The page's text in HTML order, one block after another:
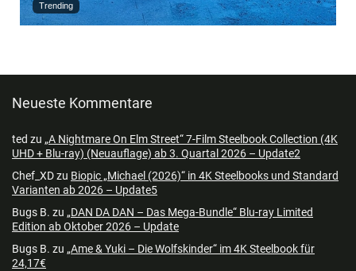
Trending
Neueste Kommentare
ted zu „A Nightmare On Elm Street“ 7-Film Steelbook Collection (4K
UHD + Blu-ray) (Neuauflage) ab 3. Quartal 2026 – Update2
Chef_XDzu Biopic „Michael (2026)“ in 4K Steelbooks und Standard
Varianten ab 2026 – Update5
Bugs B. zu „DAN DA DAN – Das Mega-Bundle“ Blu-ray Limited
Edition ab Oktober 2026 – Update
Bugs B. zu „Ame & Yuki – Die Wolfskinder“ im 4K Steelbook für
24,17€